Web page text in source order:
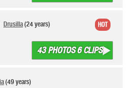
Drusilla(24 years)
43 PHOTOS 6 CLIPS
HOT
(49 years)